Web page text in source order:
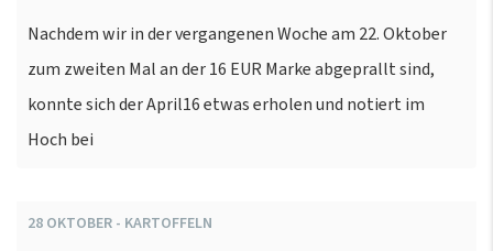
Nachdem wir in der vergangenen Woche am 22. Oktober
zum zweiten Mal an der 16 EUR Marke abgeprallt sind,
konnte sich der April16 etwas erholen und notiert im
Hoch bei
28 OKTOBER - KARTOFFELN